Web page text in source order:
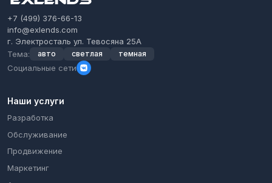
+7 (499) 376-66-13
info@exlends.com
г. Электросталь ул. Тевосяна 25А
Тема:
авто светлая темная
Социальные сети
Наши услуги
Разработка
Обслуживание
Продвижение
Маркетинг